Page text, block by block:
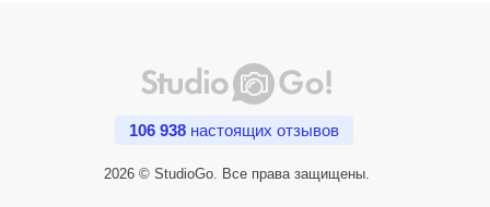
106 938 настоящих отзывов
2026 © StudioGo. Все права защищены.